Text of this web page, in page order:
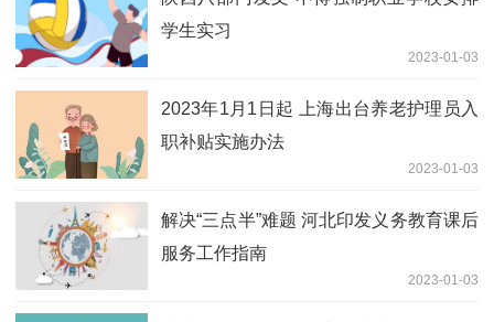
学生实习
2023-01-03
2023年1月1日起 上海出台养老护理员入
职补贴实施办法
2023-01-03
解决“三点半”难题 河北印发义务教育课后
服务工作指南
2023-01-03